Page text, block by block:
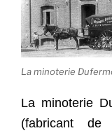
La minoterie
La minoterie
(fabricant